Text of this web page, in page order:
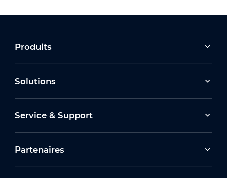
Produits
Solutions
Service & Support
Partenaires